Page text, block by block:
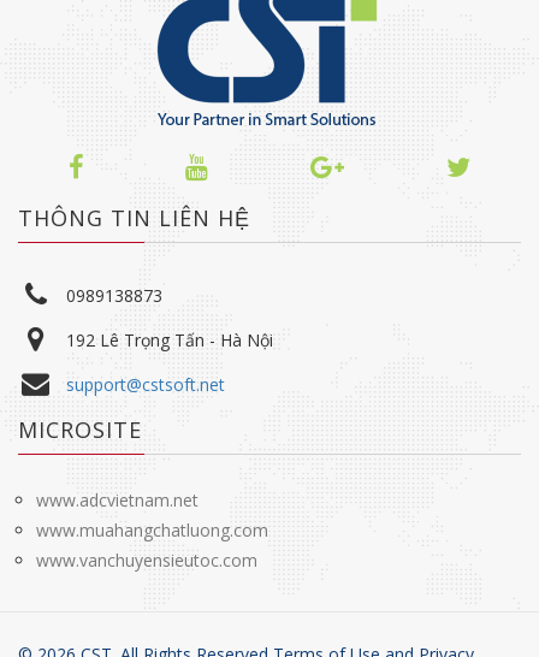
THÔNG TIN LIÊN HỆ
0989138873
192 Lê Trọng Tấn - Hà Nội
support@cstsoft.net
MICROSITE
www.adcvietnam.net
www.muahangchatluong.com
www.vanchuyensieutoc.com